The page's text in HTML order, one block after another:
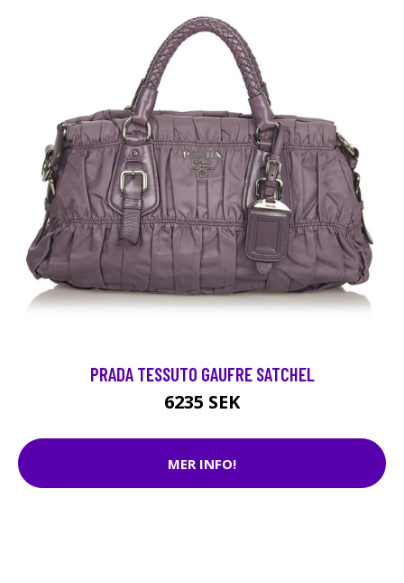
PRADA TESSUTO GAUFRE SATCHEL
6235 SEK
MER INFO!